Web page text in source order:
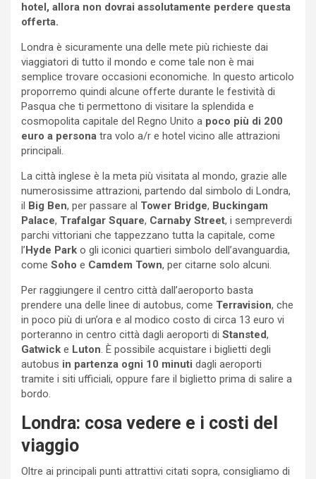
hotel, allora non dovrai assolutamente perdere questa
offerta.
Londra è sicuramente una delle mete più richieste dai
viaggiatori di tutto il mondo e come tale non è mai
semplice trovare occasioni economiche. In questo articolo
proporremo quindi alcune offerte durante le festività di
Pasqua che ti permettono di visitare la splendida e
cosmopolita capitale del Regno Unito a poco più di 200
euro a persona tra volo a/r e hotel vicino alle attrazioni
principali.
La città inglese è la meta più visitata al mondo, grazie alle
numerosissime attrazioni, partendo dal simbolo di Londra,
il
Big Ben, per passare al Tower Bridge, Buckingam
Palace, Trafalgar Square, Carnaby Street, i sempreverdi
parchi vittoriani che tappezzano tutta la capitale, come
l’ Hyde Park o gli iconici quartieri simbolo dell’avanguardia,
come Soho e Camdem Town, per citarne solo alcuni.
Per raggiungere il centro città dall’aeroporto basta
prendere una delle linee di autobus, come Terravision, che
in poco più di un’ora e al modico costo di circa 13 euro vi
porteranno in centro città dagli aeroporti di Stansted,
Gatwick e Luton. È possibile acquistare i biglietti degli
autobus in partenza ogni 10 minuti dagli aeroporti
tramite i siti ufficiali, oppure fare il biglietto prima di salire a
bordo.
Londra: cosa vedere e i costi del
viaggio
Oltre ai principali punti attrattivi citati sopra, consigliamo di